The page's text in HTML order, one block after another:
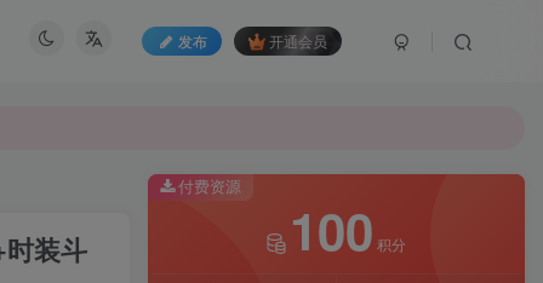
发布 开通会员
装斗
付费资源
100 积分